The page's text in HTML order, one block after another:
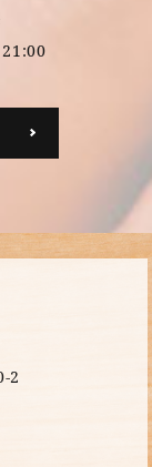
21:00
2